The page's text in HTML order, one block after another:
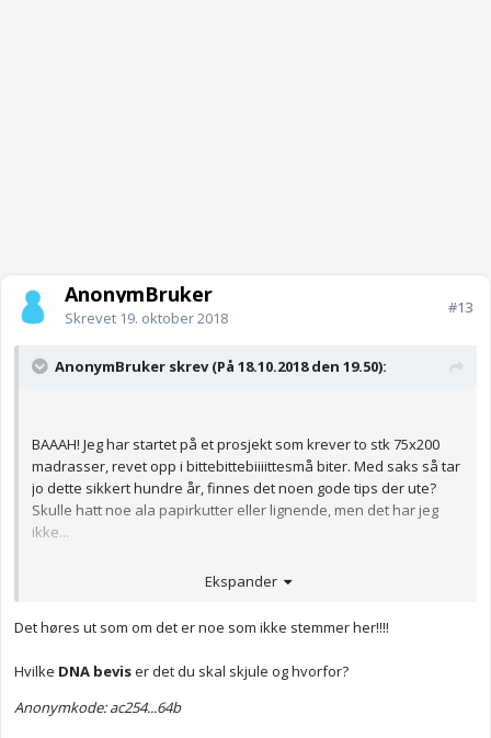
AnonymBruker
Skrevet 19. oktober 2018
#13
AnonymBruker skrev (På 18.10.2018 den 19.50):
BAAAH! Jeg har startet på et prosjekt som krever to stk 75x200
madrasser, revet opp i bittebittebiiiittesmå biter. Med saks så tar
jo dette sikkert hundre år, finnes det noen gode tips der ute?
Skulle hatt noe ala papirkutter eller lignende, men det har jeg
ikke...
Ekspander
Det høres ut som om det er noe som ikke stemmer her!!!!
Hvilke DNA beviser det du skal skjule og hvorfor?
Anonymkode: ac254...64b